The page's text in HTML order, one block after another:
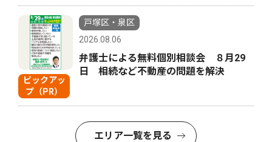
ピックアッ
プ（PR）
戸塚区・泉区
2026.08.06
弁護士による無料個別相談会 ８月29
日 相続など不動産の問題を解決
エリア一覧を見る